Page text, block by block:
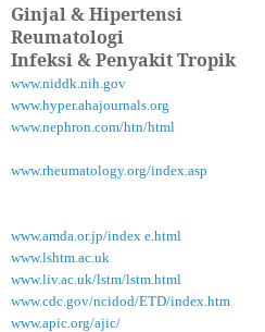
Ginjal & Hipertensi
Reumatologi
Infeksi & Penyakit Tropik
www.niddk.nih.gov
www.hyper.ahajournals.org
www.nephron.com/htn/html
www.rheumatology.org/index.asp
www.amda.or.jp/index e.html
www.lshtm.ac.uk
www.liv.ac.uk/lstm/lstm.html
www.cdc.gov/ncidod/ETD/index.htm
www.apic.org/ajic/